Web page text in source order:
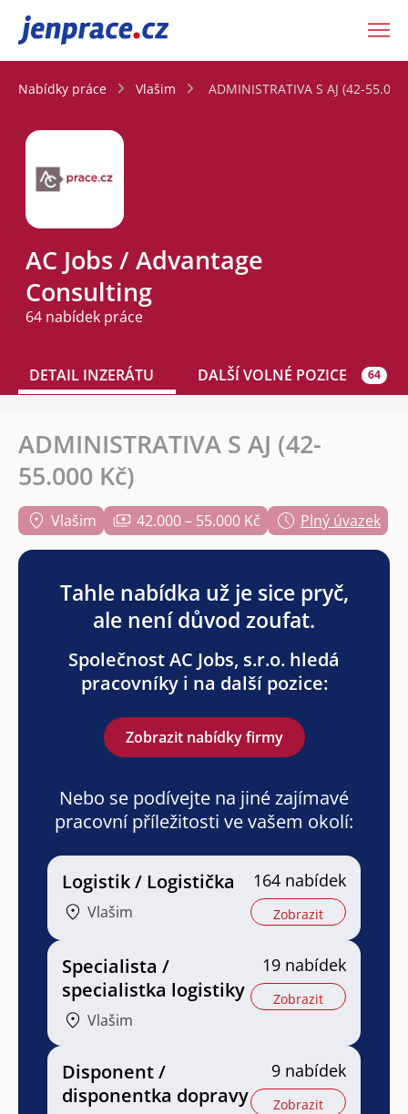
JenPráce.cz
Nabídky práce Vlašim ADMINISTRATIVA S AJ (42-
AC Jobs / Advantage
Consulting
64 nabídek práce
DETAIL INZERÁTU DALŠÍ VOLNÉ POZICE 64
ADMINISTRATIVA S AJ (42-
55.000 Kč)
Vlašim 42.000 – 55.000 Kč Plný úvazek
Tahle nabídka už je sice pryč,
ale není důvod zoufat.
Společnost AC Jobs, s.r.o. hledá
pracovníky i na další pozice:
Zobrazit nabídky firmy
Nebo se podívejte na jiné zajímavé
pracovní příležitosti ve vašem okolí:
Logistik / Logistička
Vlašim
164 nabídek
Zobrazit
Specialista /
specialistka logistiky
Vlašim
19 nabídek
Zobrazit
Disponent /
disponentka dopravy
9 nabídek
Zobrazit